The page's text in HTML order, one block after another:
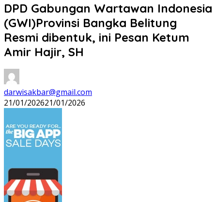
DPD Gabungan Wartawan Indonesia
(GWI)Provinsi Bangka Belitung
Resmi dibentuk, ini Pesan Ketum
Amir Hajir, SH
darwisakbar@gmail.com
21/01/202621/01/2026